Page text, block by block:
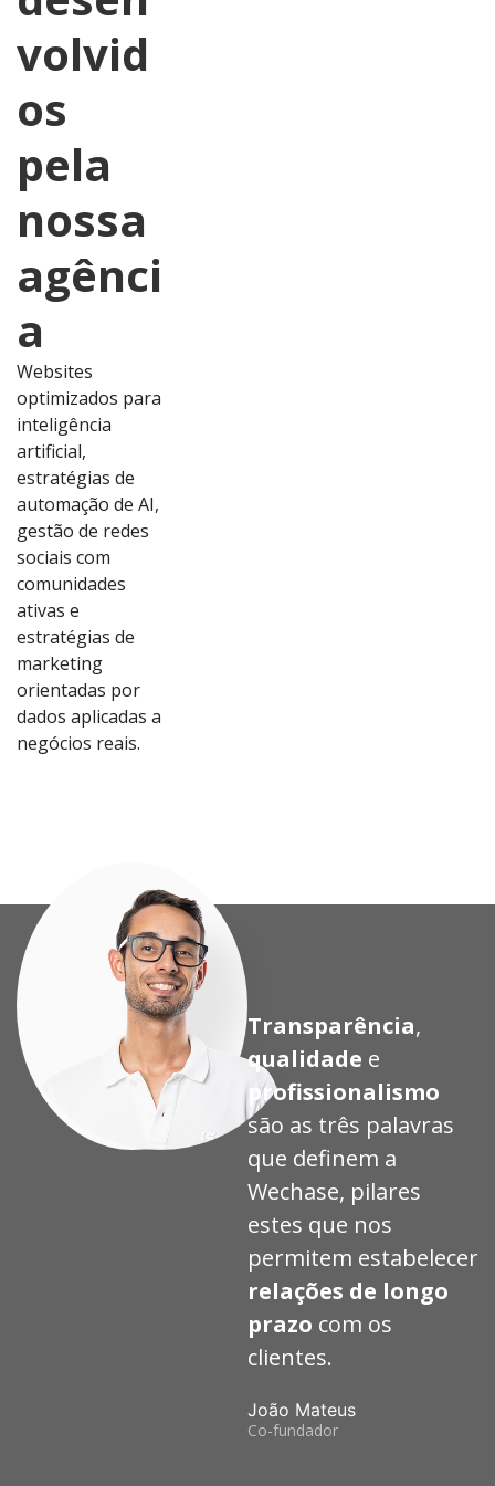
volvid
os
pela
nossa
agênci
a
Websites
optimizados para
inteligência
artificial,
estratégias de
automação de AI,
gestão de redes
sociais com
comunidades
ativas e
estratégias de
marketing
orientadas por
dados aplicadas a
negócios reais.
Transparência,
qualidade e
profissionalismo
são as três palavras
que definem a
Wechase, pilares
estes que nos
permitem estabelecer
relações de longo
prazo com os
clientes.
João Mateus
Co-fundador